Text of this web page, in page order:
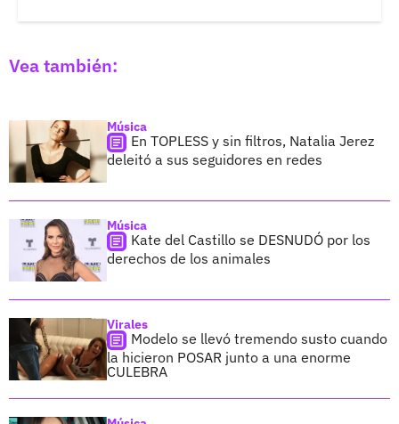
Vea también:
Música
En TOPLESS y sin filtros, Natalia Jerez
deleitó a sus seguidores en redes
Música
Kate del Castillo se DESNUDÓ por los
derechos de los animales
Virales
Modelo se llevó tremendo susto cuando
la hicieron POSAR junto a una enorme
CULEBRA